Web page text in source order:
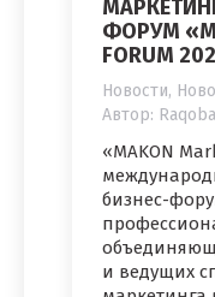
ФОРУМ
FORUM
Новости,
Автор:
«MAKON
бизнес-
и ведущих